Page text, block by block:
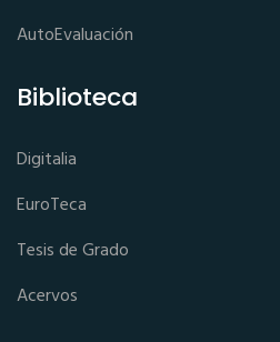
AutoEvaluación
Biblioteca
Digitalia
EuroTeca
Tesis de Grado
Acervos